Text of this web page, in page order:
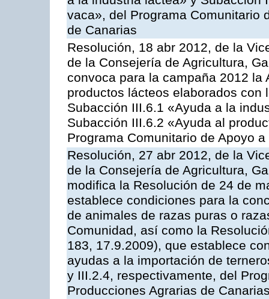
vaca», del Programa Comunitario
de Canarias
Resolución, 18 abr 2012, de la
de la Consejería de Agricultura,
convoca para la campaña 2012
productos lácteos elaborados
Subacción III.6.1 «Ayuda a la
Subacción III.6.2 «Ayuda al
Programa Comunitario de Apoyo
Resolución, 27 abr 2012, de la
de la Consejería de Agricultura,
modifica la Resolución de 24 de
establece condiciones para la
de animales de razas puras o
Comunidad, así como la
183, 17.9.2009), que establece
ayudas a la importación de
y III.2.4, respectivamente, del
Producciones Agrarias de